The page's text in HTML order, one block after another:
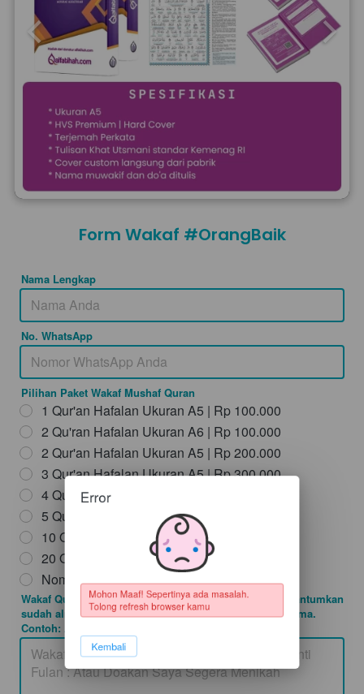
Form Wakaf #OrangBaik
Nama Lengkap
No. WhatsApp
Pilihan Paket Wakaf Mushaf Quran
1 Qur'an Hafalan Ukuran A5 | Rp 100.000
2 Qu'ran Hafalan Ukuran A6 | Rp 100.000
2 Qur'an Hafalan Ukuran A5 | Rp 200.000
3 Qur'an Hafalan Ukuran A5 | Rp 300.000
4 Qur'an Hafalan Ukuran A5 | Rp 400.000
5 Qur'an Hafalan Ukuran A5 | Rp 500.000
10 Qur'an Hafalan Ukuran A5 | Rp 1.000.000
20 Qur'an Hafalan Ukuran A5 | Rp 2.000.000
Nominal Lainnya
Wakaf Quran atas Nama/Doa Anda (jika nama yang dicantumkan
sudah alm/almh, silahkan tulis keterangan di depan nama.
Contoh: Alm Fulan bin Fulan)
Error
Mohon Maaf! Sepertinya ada masalah.
Tolong refresh browser kamu